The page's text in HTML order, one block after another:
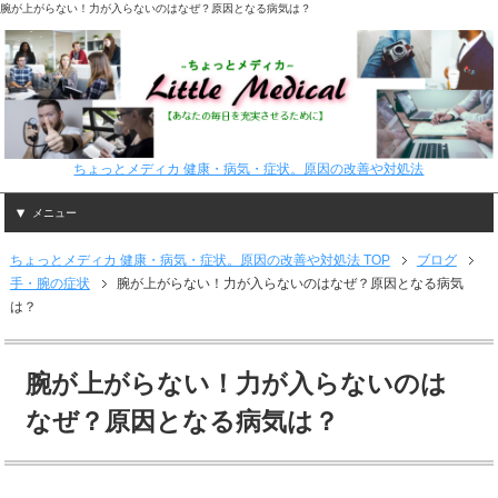
腕が上がらない！力が入らないのはなぜ？原因となる病気は？
ちょっとメディカ 健康・病気・症状。原因の改善や対処法
メニュー
ちょっとメディカ 健康・病気・症状。原因の改善や対処法 TOP
ブログ
手・腕の症状
腕が上がらない！力が入らないのはなぜ？原因となる病気
は？
腕が上がらない！力が入らないのは
なぜ？原因となる病気は？